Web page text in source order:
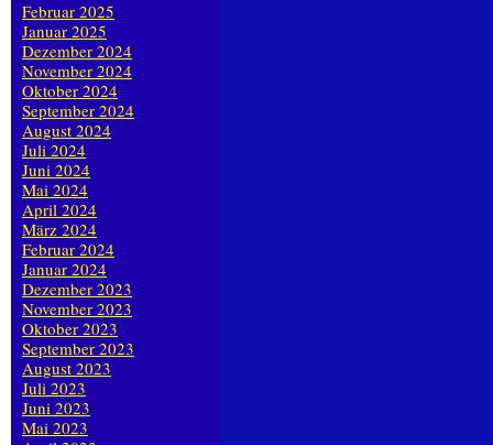
Februar 2025
Januar 2025
Dezember 2024
November 2024
Oktober 2024
September 2024
August 2024
Juli 2024
Juni 2024
Mai 2024
April 2024
März 2024
Februar 2024
Januar 2024
Dezember 2023
November 2023
Oktober 2023
September 2023
August 2023
Juli 2023
Juni 2023
Mai 2023